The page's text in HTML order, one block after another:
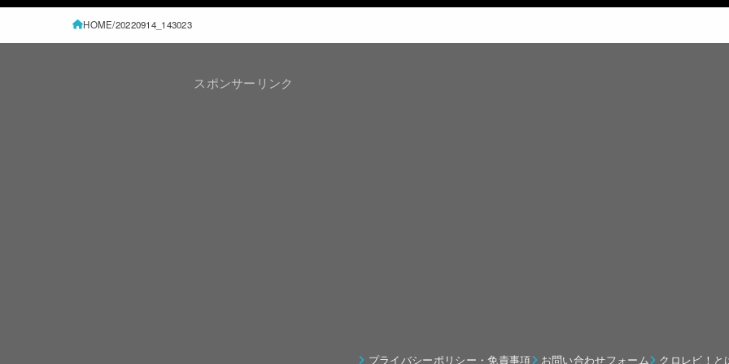
HOME 20220914_143023
スポンサーリンク
プライバシーポリシー・免責事項 お問い合わせフォーム クロレビ！と